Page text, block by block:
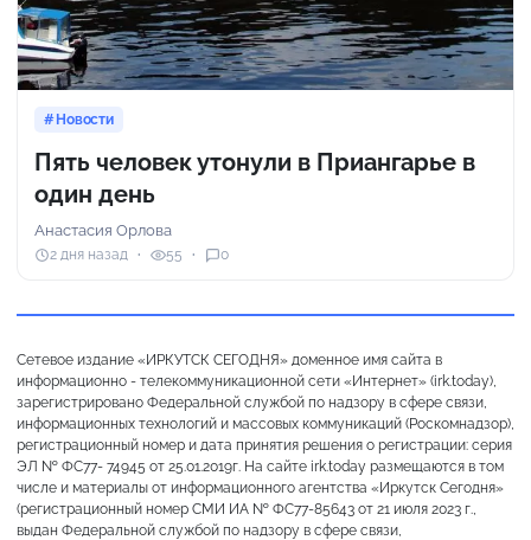
Новости
Пять человек утонули в Приангарье в
один день
Анастасия Орлова
2 дня назад 55 0
Сетевое издание «ИРКУТСК СЕГОДНЯ» доменное имя сайта в
информационно - телекоммуникационной сети «Интернет» (irk.today),
зарегистрировано Федеральной службой по надзору в сфере связи,
информационных технологий и массовых коммуникаций (Роскомнадзор),
регистрационный номер и дата принятия решения о регистрации: серия
ЭЛ № ФС77- 74945 от 25.01.2019г. На сайте irk.today размещаются в том
числе и материалы от информационного агентства «Иркутск Сегодня»
(регистрационный номер СМИ ИА № ФС77-85643 от 21 июля 2023 г.,
выдан Федеральной службой по надзору в сфере связи,